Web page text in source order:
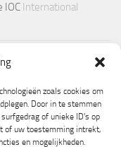
zoals cookies om
Door in te stemmen
of unieke ID's op
of uw toestemming intrekt,
en mogelijkheden.
IOC International